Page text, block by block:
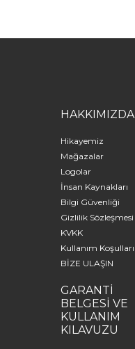
HAKKIMIZDA
Hikayemiz
Mağazalar
Logolar
İnsan Kaynakları
Bilgi Güvenliği
Gizlilik Sözleşmesi
KVKK
Kullanım Koşulları
BİZE ULAŞIN
GARANTİ
BELGESİ VE
KULLANIM
KILAVUZU